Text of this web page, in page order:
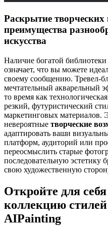
Раскрытие творческих
преимущества
искусства
Наличие богатой библиотеки
означает, что вы можете
своему сообщению. Тревел-
мечтательный акварельный
то время как
резкий, футуристический
маркетинговых материалов.
невероятные творческие
адаптировать ваши
платформ, аудиторий или
переосмыслить старые
последовательную эстетику
свою художественную
Откройте для
коллекцию
AIPainting